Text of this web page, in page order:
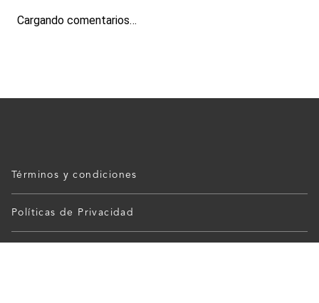
Cargando comentarios…
Términos y condiciones
Políticas de Privacidad